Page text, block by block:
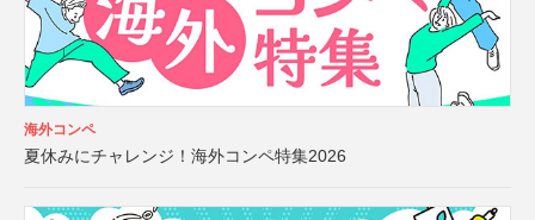
海外コンペ
夏休みにチャレンジ！海外コンペ特集2026